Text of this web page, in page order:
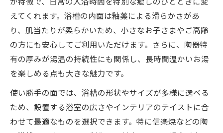
えてくれます。浴槽の内面は釉薬による滑らかさがあ
り、肌当たりが柔らかいため、小さなお子さまやご高齢
の方にも安心してご利用いただけます。さらに、陶器特
有の厚みが湯温の持続性にも関係し、長時間温かいお湯
を楽しめる点も大きな魅力です。
使い勝手の面では、浴槽の形状やサイズが多様に選べる
ため、設置する浴室の広さやインテリアのテイストに合
わせて最適なものを選択できます。特に信楽焼などの陶